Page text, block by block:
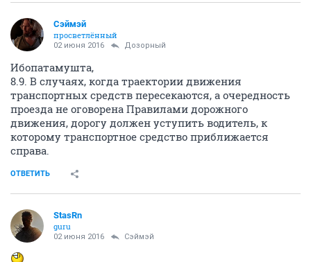
Сэймэй
просветлённый
02 июня 2016 Дозорный
Ибопатамушта,
8.9. В случаях, когда траектории движения
транспортных средств пересекаются, а очередность
проезда не оговорена Правилами дорожного
движения, дорогу должен уступить водитель, к
которому транспортное средство приближается
справа.
ОТВЕТИТЬ
StasRn
guru
02 июня 2016 Сэймэй